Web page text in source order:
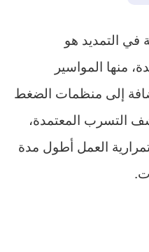
في التمديد هو
منها المواسير
إلى منظمات الضغط
التسرب المعتمدة،
العمل أطول مدة